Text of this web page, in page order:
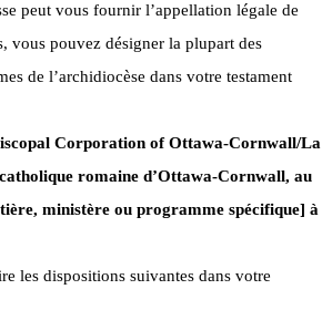
peut vous fournir l’appellation légale de
vous pouvez désigner la plupart des
de l’archidiocèse dans votre testament
Corporation of Ottawa-Cornwall/La
romaine d’Ottawa-Cornwall, au
ministère ou programme spécifique] à
les dispositions suivantes dans votre